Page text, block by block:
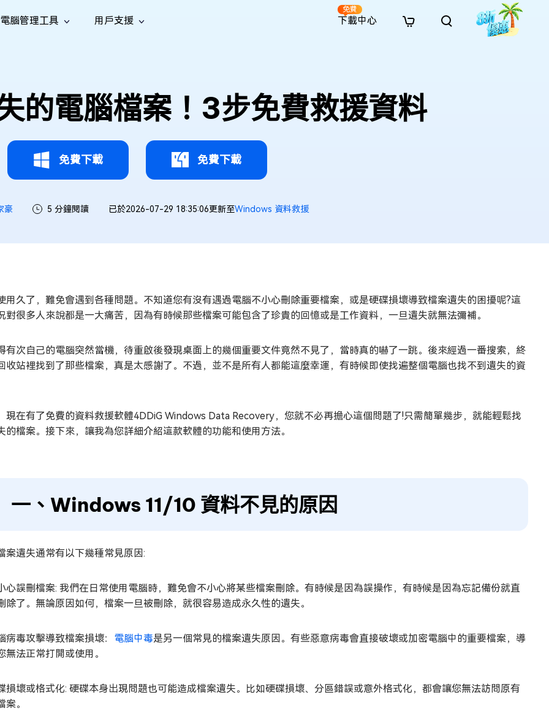
資料恢復
資料
LINE 資料恢復
無需備份復原 LINE 聊天記錄
· USB 隨身碟救援
· 資源回收桶救援
· 資料救援
· Office 檔案救援
復
照片修
復
檔案修
復
復
強
強
線上照片修復
線上檔案修復
· 電影感 AI 影像提示詞
· 動漫轉真實風格提示詞
電腦管理工具
File Deleter
重複檔案
全新
優化您的 Mac
Dll Fixer
修復 Windows 中的所有 DLL 錯誤
修復損毀的 PST/OST 檔案
· 硬碟對拷
· 優化 Mac 速度
· 擴充 C 槽
· 釋放磁碟空間
用戶支援
心
下載中心
免費
的電腦檔案！3步免費救援資料
免費下載 免費下載
豪 5 分鐘閱讀 已於2026-07-29 18:35:06更新至Windows 資料救援
用久了，難免會遇到各種問題。不知道您有沒有遇過電腦不小心刪除重要檔案，或是硬碟損壞導致檔案遺失的困擾呢?這
對很多人來說都是一大痛苦，因為有時候那些檔案可能包含了珍貴的回憶或是工作資料，一旦遺失就無法彌補。
有次自己的電腦突然當機，待重啟後發現桌面上的幾個重要文件竟然不見了，當時真的嚇了一跳。後來經過一番搜索，終
收站裡找到了那些檔案，真是太感謝了。不過，並不是所有人都能這麼幸運，有時候即使找遍整個電腦也找不到遺失的資
現在有了免費的資料救援軟體4DDiG Windows Data Recovery，您就不必再擔心這個問題了!只需簡單幾步，就能輕鬆找
的檔案。接下來，讓我為您詳細介紹這款軟體的功能和使用方法。
一、Windows 11/10 資料不見的原因
案遺失通常有以下幾種常見原因:
心誤刪檔案: 我們在日常使用電腦時，難免會不小心將某些檔案刪除。有時候是因為誤操作，有時候是因為忘記備份就直
除了。無論原因如何，檔案一旦被刪除，就很容易造成永久性的遺失。
病毒攻擊導致檔案損壞： 電腦中毒是另一個常見的檔案遺失原因。有些惡意病毒會直接破壞或加密電腦中的重要檔案，導
無法正常打開或使用。
損壞或格式化: 硬碟本身出現問題也可能造成檔案遺失。比如硬碟損壞、分區錯誤或意外格式化，都會讓您無法訪問原有
案。